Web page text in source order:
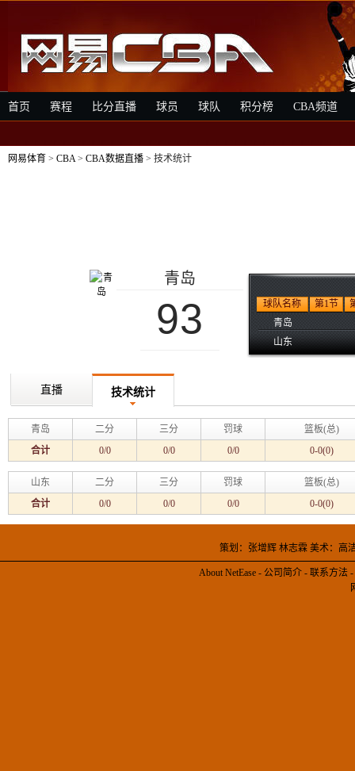
首页 赛程 比分直播 球员 球队 积分榜 CBA频道
网易体育 > CBA> CBA数据直播 > 技术统计
青岛
93 球队名称 第1节
青岛
山东
直播 技术统计
青岛 二分 三分 罚球
篮板(总)
合计
0/0 0/0 0/0 0-0(0)
山东 二分 三分 罚球
篮板(总)
合计
0/0 0/0 0/0 0-0(0)
策划：张增辉 林志霖 美术：
About NetEase - 公司简介 - 联系方法 -